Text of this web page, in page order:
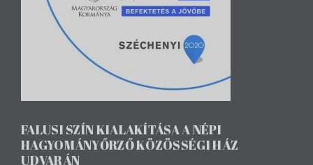
FALUSI SZÍN KIALAKÍTÁSA A NÉPI
HAGYOMÁNYŐRZŐ KÖZÖSSÉGI HÁZ
UDVARÁN